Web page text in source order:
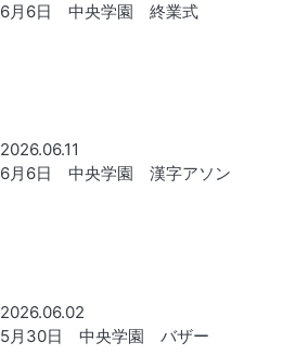
6月6日 中央学園 終業式
2026.06.11
6月6日 中央学園 漢字アソン
2026.06.02
5月30日 中央学園 バザー